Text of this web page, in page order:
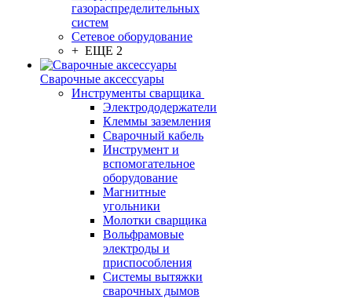
газораспределительных
систем
Сетевое оборудование
+ ЕЩЕ 2
Сварочные аксессуары
Инструменты сварщика
Электрододержатели
Клеммы заземления
Сварочный кабель
Инструмент и
вспомогательное
оборудование
Магнитные
угольники
Молотки сварщика
Вольфрамовые
электроды и
приспособления
Системы вытяжки
сварочных дымов